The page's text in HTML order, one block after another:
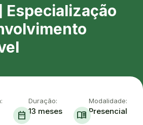
Especialização
date_range
Duração:
13 meses menu_book
Modalidade:
Presencial